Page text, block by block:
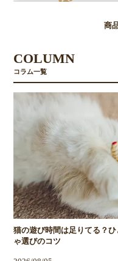
商
COLUMN
コラム一覧
猫の遊び時間は足りてる？
ゃ選びのコツ